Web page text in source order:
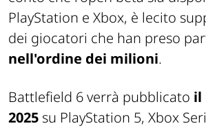
PlayStation e Xbox, è lecito
dei giocatori che han preso
nell'ordine dei milioni.
Battlefield 6 verrà pubblicato il
2025 su PlayStation 5, Xbox